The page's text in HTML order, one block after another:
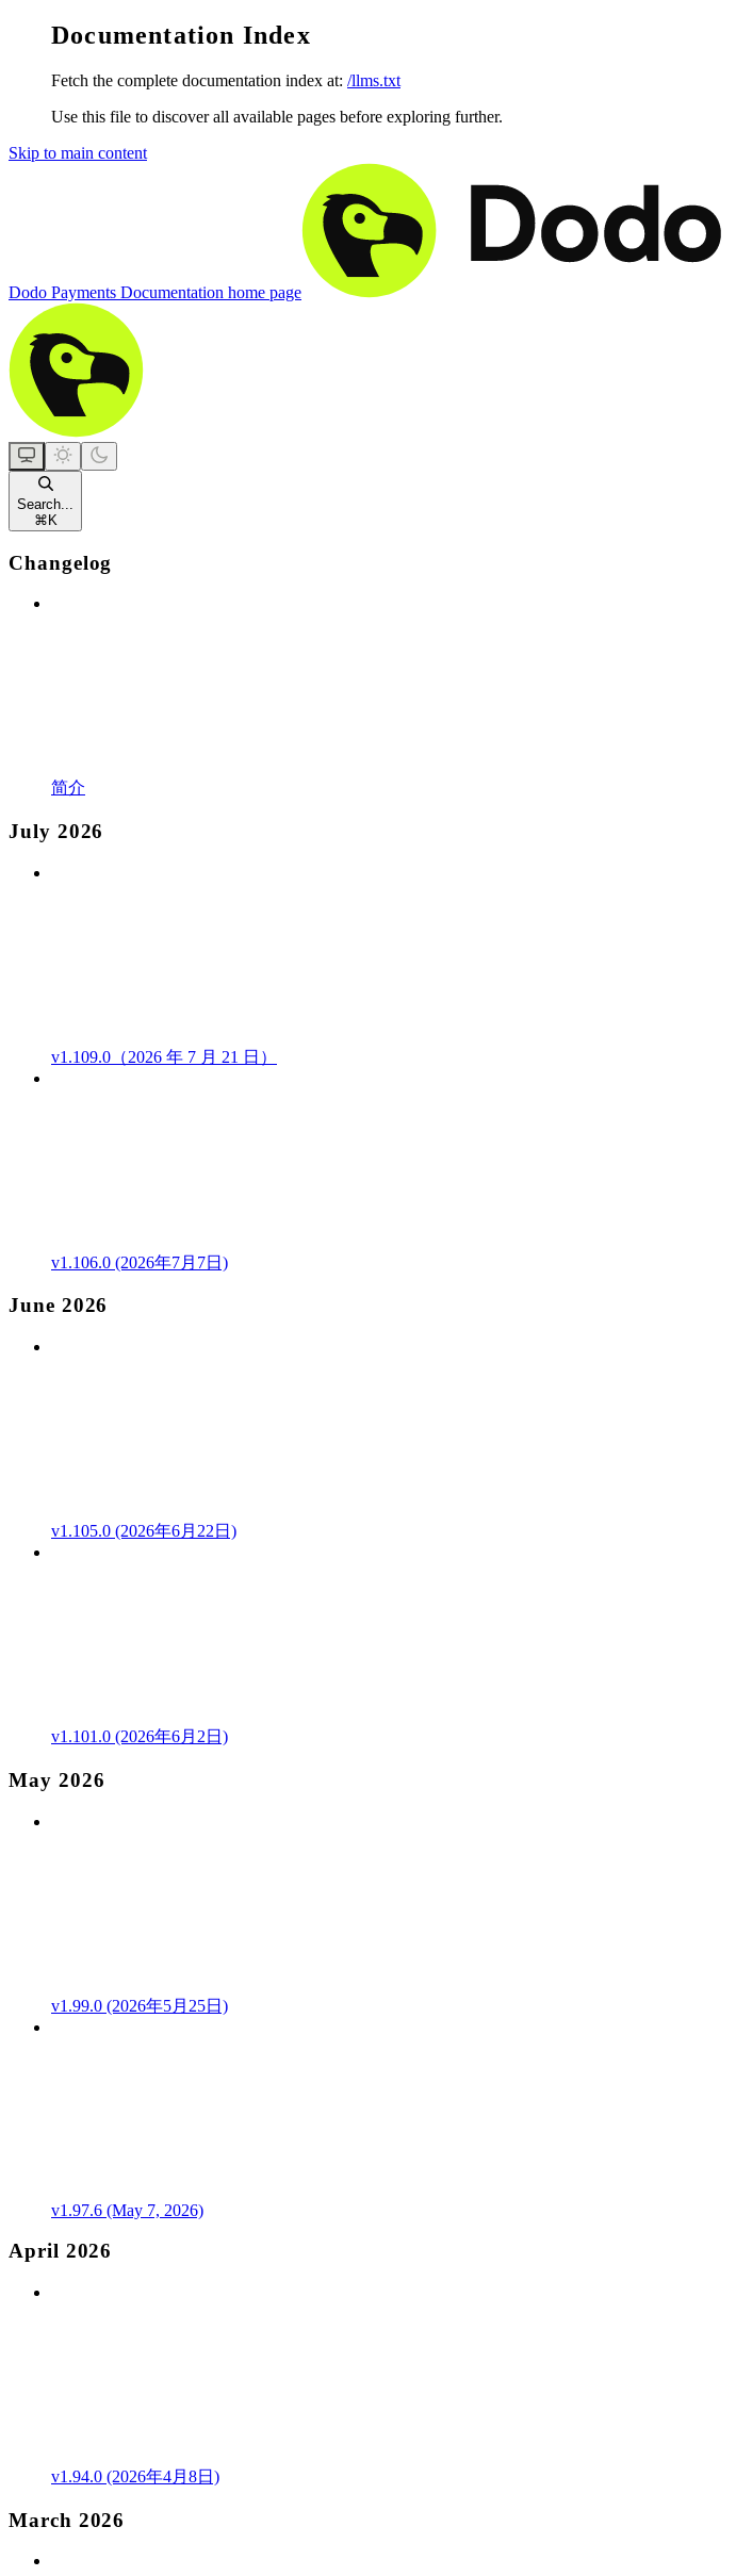
Documentation Index
Fetch the complete documentation index at: /llms.txt
Use this file to discover all available pages before exploring further.
Skip to main content
Dodo Payments Documentation home page
Search...
⌘ K
Changelog
简介
July 2026
v1.109.0（2026 年 7 月 21 日）
v1.106.0 (2026年7月7日)
June 2026
v1.105.0 (2026年6月22日)
v1.101.0 (2026年6月2日)
May 2026
v1.99.0 (2026年5月25日)
v1.97.6 (May 7, 2026)
April 2026
v1.94.0 (2026年4月8日)
March 2026